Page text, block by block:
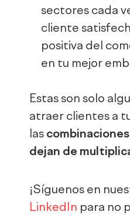
sectores cada
cliente
positiva del
en tu mejor
Estas son solo
atraer clientes a
las
dejan de
¡Síguenos en
LinkedIn para no